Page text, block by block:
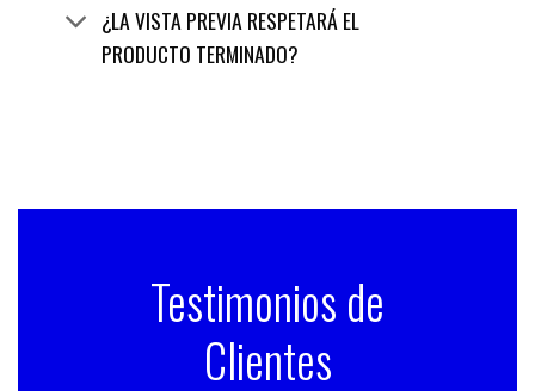
¿LA VISTA PREVIA RESPETARÁ EL
PRODUCTO TERMINADO?
Testimonios de
Clientes